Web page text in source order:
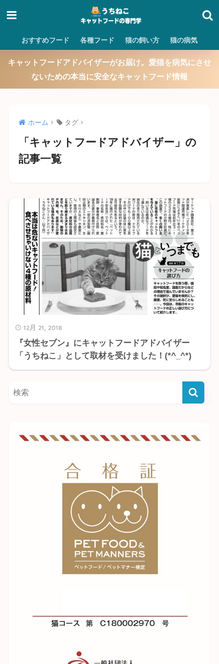
おすすめフード 各種フード 猫の飼い方 猫の病気
キャットフードアドバイザーがお届け。愛猫を病気にさせ
ないための本当に安全なキャットフード情報
ホーム タグ
「キャットフードアドバイザー」の
記事一覧
12月 21, 2018
『女性セブン』にキャットフードアドバイザー
「うちねこ」として取材を受けました！(*^_^*)